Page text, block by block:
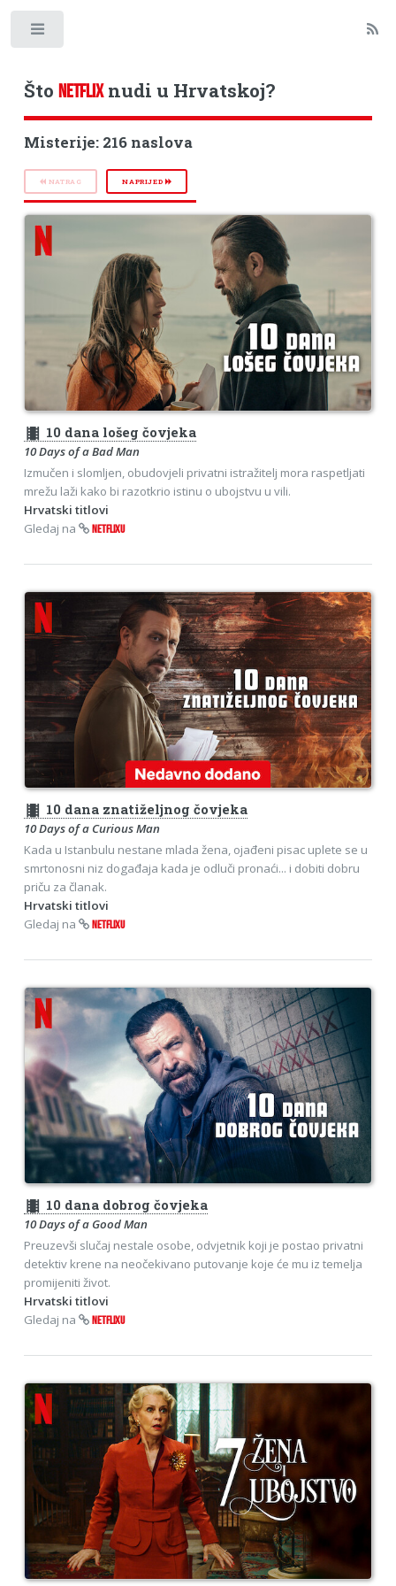
Što NETFLIXnudi u Hrvatskoj?
Misterije: 216 naslova
NATRAG NAPRIJED
theaters 10 dana lošeg čovjeka
10 Days of a Bad Man
Izmučen i slomljen, obudovjeli privatni istražitelj mora raspetljati
mrežu laži kako bi razotkrio istinu o ubojstvu u vili.
Hrvatski titlovi
Gledaj na
NETFLIXU
theaters 10 dana znatiželjnog čovjeka
10 Days of a Curious Man
Kada u Istanbulu nestane mlada žena, ojađeni pisac uplete se u
smrtonosni niz događaja kada je odluči pronaći... i dobiti dobru
priču za članak.
Hrvatski titlovi
Gledaj na
NETFLIXU
theaters 10 dana dobrog čovjeka
10 Days of a Good Man
Preuzevši slučaj nestale osobe, odvjetnik koji je postao privatni
detektiv krene na neočekivano putovanje koje će mu iz temelja
promijeniti život.
Hrvatski titlovi
Gledaj na
NETFLIXU